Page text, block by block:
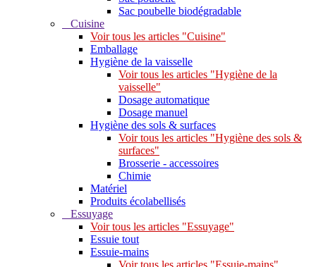
Sac poubelle biodégradable
Cuisine
Voir tous les articles "Cuisine"
Emballage
Hygiène de la vaisselle
Voir tous les articles "Hygiène de la
vaisselle"
Dosage automatique
Dosage manuel
Hygiène des sols & surfaces
Voir tous les articles "Hygiène des sols &
surfaces"
Brosserie - accessoires
Chimie
Matériel
Produits écolabellisés
Essuyage
Voir tous les articles "Essuyage"
Essuie tout
Essuie-mains
Voir tous les articles "Essuie-mains"